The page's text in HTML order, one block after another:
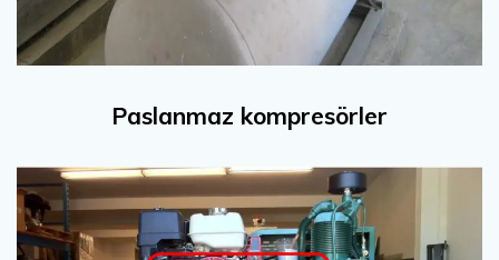
Paslanmaz kompresörler